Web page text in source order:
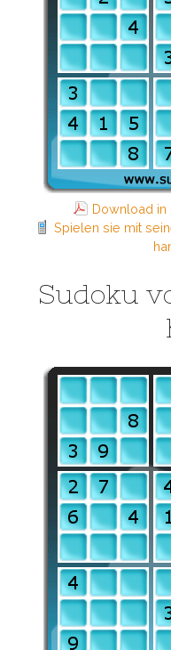
Download in
Spielen sie mit
Sudoku